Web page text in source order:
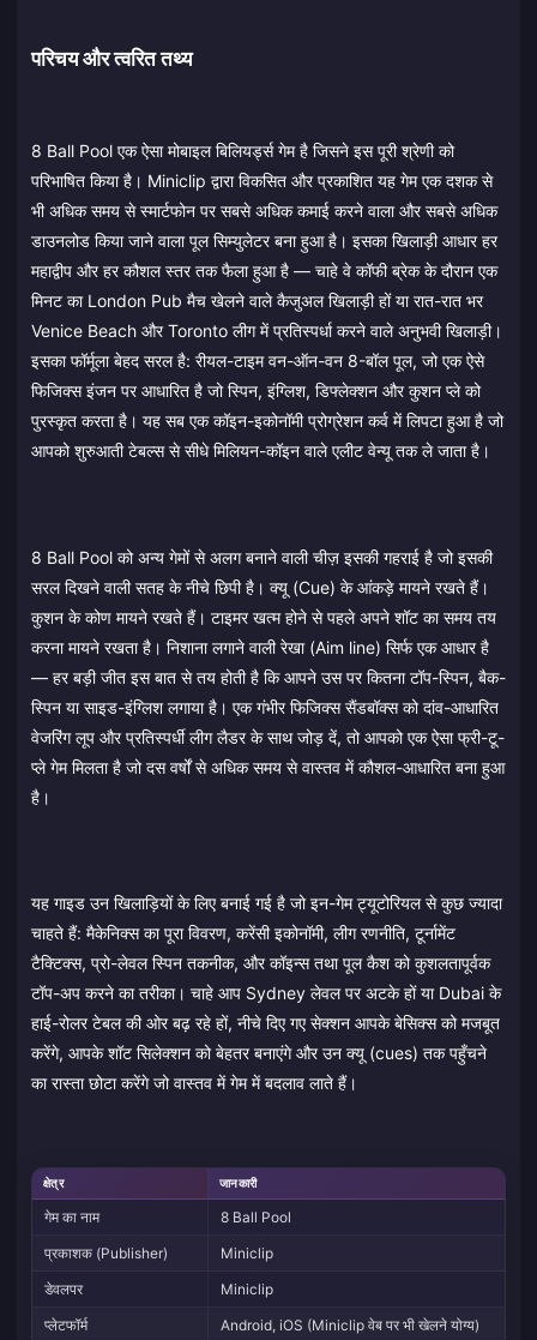
परिचय और त्वरित तथ्य
8 Ball Pool एक ऐसा मोबाइल बिलियर्ड्स गेम है जिसने इस पूरी श्रेणी को
परिभाषित किया है। Miniclip द्वारा विकसित और प्रकाशित यह गेम एक दशक से
भी अधिक समय से स्मार्टफोन पर सबसे अधिक कमाई करने वाला और सबसे अधिक
डाउनलोड किया जाने वाला पूल सिम्युलेटर बना हुआ है। इसका खिलाड़ी आधार हर
महाद्वीप और हर कौशल स्तर तक फैला हुआ है — चाहे वे कॉफी ब्रेक के दौरान एक
मिनट का London Pub मैच खेलने वाले कैजुअल खिलाड़ी हों या रात-रात भर
Venice Beach और Toronto लीग में प्रतिस्पर्धा करने वाले अनुभवी खिलाड़ी।
इसका फॉर्मूला बेहद सरल है: रीयल-टाइम वन-ऑन-वन 8-बॉल पूल, जो एक ऐसे
फिजिक्स इंजन पर आधारित है जो स्पिन, इंग्लिश, डिफ्लेक्शन और कुशन प्ले को
पुरस्कृत करता है। यह सब एक कॉइन-इकोनॉमी प्रोग्रेशन कर्व में लिपटा हुआ है जो
आपको शुरुआती टेबल्स से सीधे मिलियन-कॉइन वाले एलीट वेन्यू तक ले जाता है।
8 Ball Pool को अन्य गेमों से अलग बनाने वाली चीज़ इसकी गहराई है जो इसकी
सरल दिखने वाली सतह के नीचे छिपी है। क्यू (Cue) के आंकड़े मायने रखते हैं।
कुशन के कोण मायने रखते हैं। टाइमर खत्म होने से पहले अपने शॉट का समय तय
करना मायने रखता है। निशाना लगाने वाली रेखा (Aim line) सिर्फ एक आधार है
— हर बड़ी जीत इस बात से तय होती है कि आपने उस पर कितना टॉप-स्पिन, बैक-
स्पिन या साइड-इंग्लिश लगाया है। एक गंभीर फिजिक्स सैंडबॉक्स को दांव-आधारित
वेजरिंग लूप और प्रतिस्पर्धी लीग लैडर के साथ जोड़ दें, तो आपको एक ऐसा फ्री-टू-
प्ले गेम मिलता है जो दस वर्षों से अधिक समय से वास्तव में कौशल-आधारित बना हुआ
है।
यह गाइड उन खिलाड़ियों के लिए बनाई गई है जो इन-गेम ट्यूटोरियल से कुछ ज्यादा
चाहते हैं: मैकेनिक्स का पूरा विवरण, करेंसी इकोनॉमी, लीग रणनीति, टूर्नामेंट
टैक्टिक्स, प्रो-लेवल स्पिन तकनीक, और कॉइन्स तथा पूल कैश को कुशलतापूर्वक
टॉप-अप करने का तरीका। चाहे आप Sydney लेवल पर अटके हों या Dubai के
हाई-रोलर टेबल की ओर बढ़ रहे हों, नीचे दिए गए सेक्शन आपके बेसिक्स को मजबूत
करेंगे, आपके शॉट सिलेक्शन को बेहतर बनाएंगे और उन क्यू (cues) तक पहुँचने
का रास्ता छोटा करेंगे जो वास्तव में गेम में बदलाव लाते हैं।
क्षेत्र जानकारी
गेम का नाम
8 Ball Pool
प्रकाशक (Publisher)
Miniclip
डेवलपर
Miniclip
प्लेटफॉर्म
Android, iOS (Miniclip वेब पर भी खेलने योग्य)